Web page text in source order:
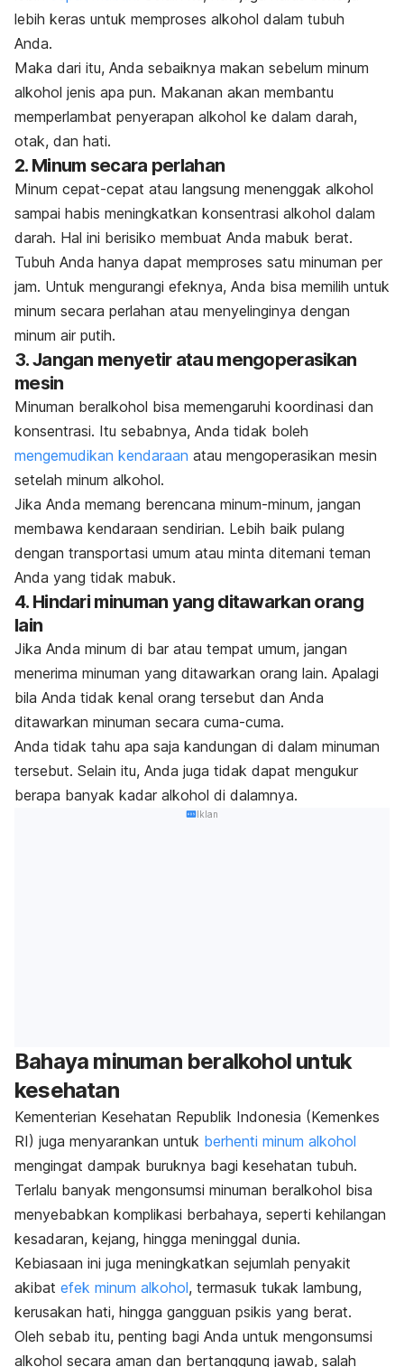
lebih keras untuk memproses alkohol dalam tubuh
Anda.
Maka dari itu, Anda sebaiknya makan sebelum minum
alkohol jenis apa pun. Makanan akan membantu
memperlambat penyerapan alkohol ke dalam darah,
otak, dan hati.
2. Minum secara perlahan
Minum cepat-cepat atau langsung menenggak alkohol
sampai habis meningkatkan konsentrasi alkohol dalam
darah. Hal ini berisiko membuat Anda mabuk berat.
Tubuh Anda hanya dapat memproses satu minuman per
jam. Untuk mengurangi efeknya, Anda bisa memilih untuk
minum secara perlahan atau menyelinginya dengan
minum air putih.
3. Jangan menyetir atau mengoperasikan
mesin
Minuman beralkohol bisa memengaruhi koordinasi dan
konsentrasi. Itu sebabnya, Anda tidak boleh
mengemudikan kendaraan atau mengoperasikan mesin
setelah minum alkohol.
Jika Anda memang berencana minum-minum, jangan
membawa kendaraan sendirian. Lebih baik pulang
dengan transportasi umum atau minta ditemani teman
Anda yang tidak mabuk.
4. Hindari minuman yang ditawarkan orang
lain
Jika Anda minum di bar atau tempat umum, jangan
menerima minuman yang ditawarkan orang lain. Apalagi
bila Anda tidak kenal orang tersebut dan Anda
ditawarkan minuman secara cuma-cuma.
Anda tidak tahu apa saja kandungan di dalam minuman
tersebut. Selain itu, Anda juga tidak dapat mengukur
berapa banyak kadar alkohol di dalamnya.
Iklan
Bahaya minuman beralkohol untuk
kesehatan
Kementerian Kesehatan Republik Indonesia (Kemenkes
RI) juga menyarankan untuk berhenti minum alkohol
mengingat dampak buruknya bagi kesehatan tubuh.
Terlalu banyak mengonsumsi minuman beralkohol bisa
menyebabkan komplikasi berbahaya, seperti kehilangan
kesadaran, kejang, hingga meninggal dunia.
Kebiasaan ini juga meningkatkan sejumlah penyakit
akibat efek minum alkohol, termasuk tukak lambung,
kerusakan hati, hingga gangguan psikis yang berat.
Oleh sebab itu, penting bagi Anda untuk mengonsumsi
alkohol secara aman dan bertanggung jawab, salah